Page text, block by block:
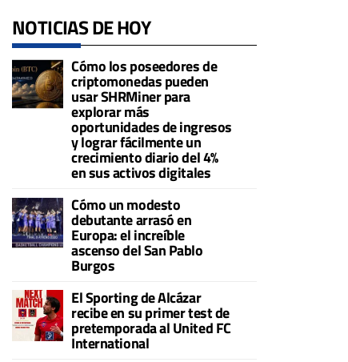
NOTICIAS DE HOY
Cómo los poseedores de
criptomonedas pueden
usar SHRMiner para
explorar más
oportunidades de ingresos
y lograr fácilmente un
crecimiento diario del 4%
en sus activos digitales
Cómo un modesto
debutante arrasó en
Europa: el increíble
ascenso del San Pablo
Burgos
El Sporting de Alcázar
recibe en su primer test de
pretemporada al United FC
International